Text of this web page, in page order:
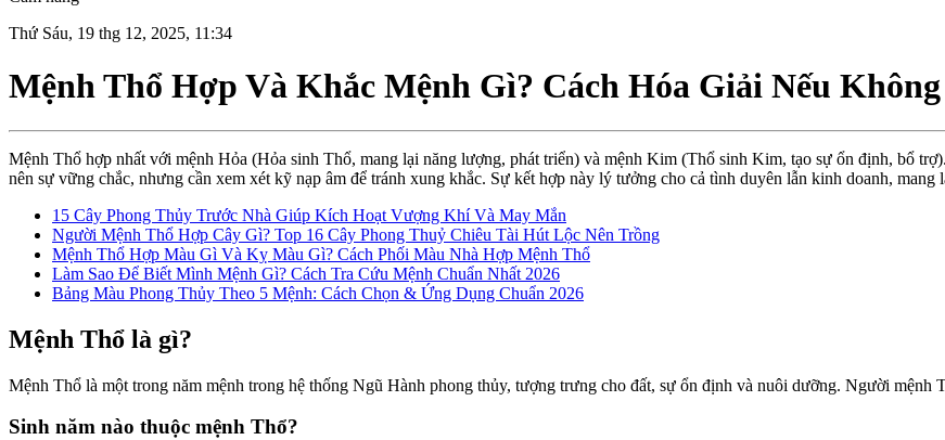
Thứ Sáu, 19 thg 12, 2025, 11:34
Mệnh Thổ Hợp Và Khắc Mệnh Gì? Cách Hóa Giải Nếu
Mệnh Thổ hợp nhất với mệnh Hỏa (Hỏa sinh Thổ, mang lại năng lượng, phát triển) và mệnh Kim (Thổ sinh Kim, tạo sự ổn định, bổ
nên sự vững chắc, nhưng cần xem xét kỹ nạp âm để tránh xung khắc. Sự kết hợp này lý tưởng cho cả tình duyên lẫn kinh doanh,
15 Cây Phong Thủy Trước Nhà Giúp Kích Hoạt Vượng Khí Và May Mắn
Người Mệnh Thổ Hợp Cây Gì? Top 16 Cây Phong Thuỷ Chiêu Tài Hút Lộc Nên Trồng
Mệnh Thổ Hợp Màu Gì Và Kỵ Màu Gì? Cách Phối Màu Nhà Hợp Mệnh Thổ
Làm Sao Để Biết Mình Mệnh Gì? Cách Tra Cứu Mệnh Chuẩn Nhất 2026
Bảng Màu Phong Thủy Theo 5 Mệnh: Cách Chọn & Ứng Dụng Chuẩn 2026
Mệnh Thổ là gì?
Mệnh Thổ là một trong năm mệnh trong hệ thống Ngũ Hành phong thủy, tượng trưng cho đất, sự ổn định và nuôi dưỡng. Người mệnh
Sinh năm nào thuộc mệnh Thổ?